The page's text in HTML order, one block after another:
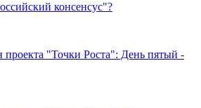
консенсус"?
"Точки Роста": День пятый -